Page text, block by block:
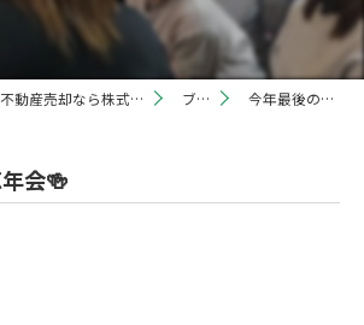
愛知県名古屋市の不動産売却なら株式会社ホットスペース ブログ 今年最後の忘年会🍻
会🍻